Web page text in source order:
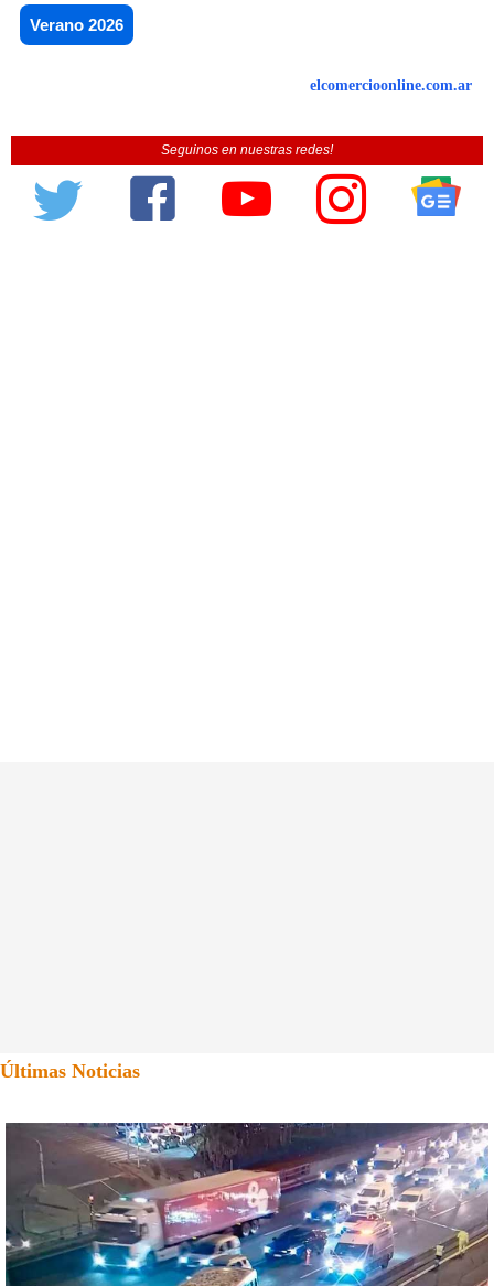
Verano 2026
elcomercioonline.com.ar
Seguinos en nuestras redes!
Últimas Noticias